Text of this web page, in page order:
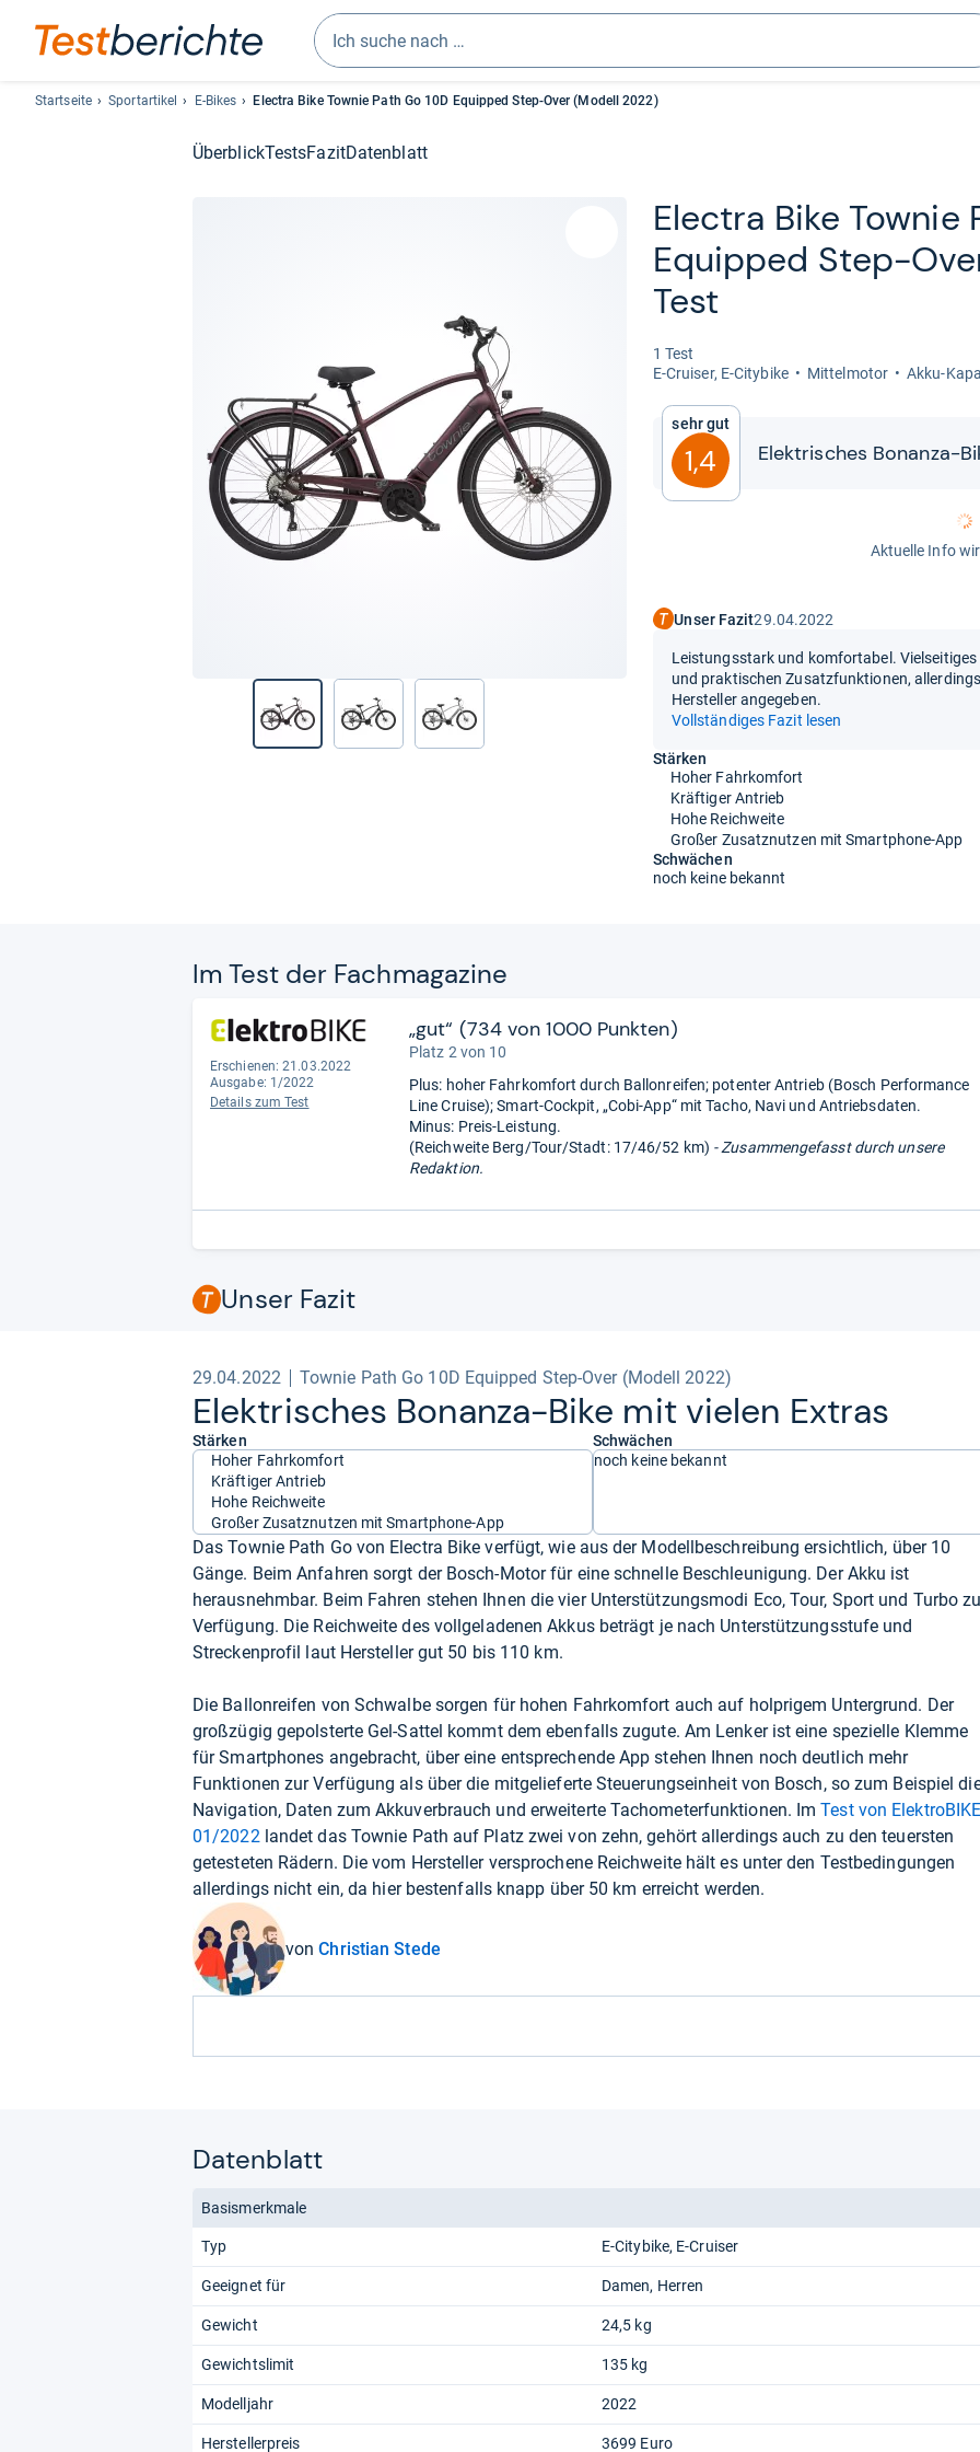
Sie
drei
mit
den
Pfeiltasten
auswählen.
Startseite Sportartikel E-Bikes Electra Bike Townie Path Go 10D Equipped Step-Over (Modell 2022)
ÜberblickTestsFazitDatenblatt
Elec­tra Bike Tow­nie
Equip­ped Step-​
Test
1 Test
E-​Crui­ser, E-​City­bike
Mit­tel­mo­tor Akku-​​
Sehr gut
1,4 Elek­tri­sches Bonanza-​​
Aktuelle Info
Unser Fazit29.04.2022
Leistungsstark und komfortabel.
und praktischen Zusatzfunktionen,
Hersteller angegeben.
Vollständiges Fazit lesen
Stärken
Hoher Fahrkomfort
Kräftiger Antrieb
Hohe Reichweite
Großer Zusatznutzen mit Smartphone-App
Schwächen
noch keine bekannt
Im Test der Fach­ma­ga­zine
Erschienen: 21.03.2022
Ausgabe: 1/2022
Details zum Test
„gut“ (734 von 1000 Punkten)
Platz 2 von 10
Plus: hoher Fahrkomfort durch Ballonreifen; potenter Antrieb (Bosch Performance
Line Cruise); Smart-Cockpit, „Cobi-App“ mit Tacho, Navi und Antriebsdaten.
Minus: Preis-Leistung.
(Reichweite Berg/Tour/Stadt: 17/46/52 km) - Zusammengefasst durch unsere
Redaktion.
Unser Fazit
29.04.2022 Townie Path Go 10D Equipped Step-Over (Modell 2022)
Elek­tri­sches Bonanza-​Bike mit vie­len Extras
Stärken
Hoher Fahrkomfort
Kräftiger Antrieb
Hohe Reichweite
Großer Zusatznutzen mit Smartphone-App
Schwächen
noch keine bekannt
Das Townie Path Go von Electra Bike verfügt, wie aus der Modellbeschreibung ersichtlich, über 10
Gänge. Beim Anfahren sorgt der Bosch-Motor für eine schnelle Beschleunigung. Der Akku ist
herausnehmbar. Beim Fahren stehen Ihnen die vier Unterstützungsmodi Eco, Tour, Sport und Turbo
Verfügung. Die Reichweite des vollgeladenen Akkus beträgt je nach Unterstützungsstufe und
Streckenprofil laut Hersteller gut 50 bis 110 km.
Die Ballonreifen von Schwalbe sorgen für hohen Fahrkomfort auch auf holprigem Untergrund. Der
großzügig gepolsterte Gel-Sattel kommt dem ebenfalls zugute. Am Lenker ist eine spezielle Klemme
für Smartphones angebracht, über eine entsprechende App stehen Ihnen noch deutlich mehr
Funktionen zur Verfügung als über die mitgelieferte Steuerungseinheit von Bosch, so zum Beispiel
Navigation, Daten zum Akkuverbrauch und erweiterte Tachometerfunktionen. ImTest von ElektroBIKE
01/2022landet das Townie Path auf Platz zwei von zehn, gehört allerdings auch zu den teuersten
getesteten Rädern. Die vom Hersteller versprochene Reichweite hält es unter den Testbedingungen
allerdings nicht ein, da hier bestenfalls knapp über 50 km erreicht werden.
vonChristian Stede
Datenblatt
Basismerkmale
Typ E-Citybike E-Cruiser
Geeignet für Damen Herren
Gewicht 24,5 kg
Gewichtslimit 135 kg
Modelljahr 2022
Herstellerpreis 3699 Euro